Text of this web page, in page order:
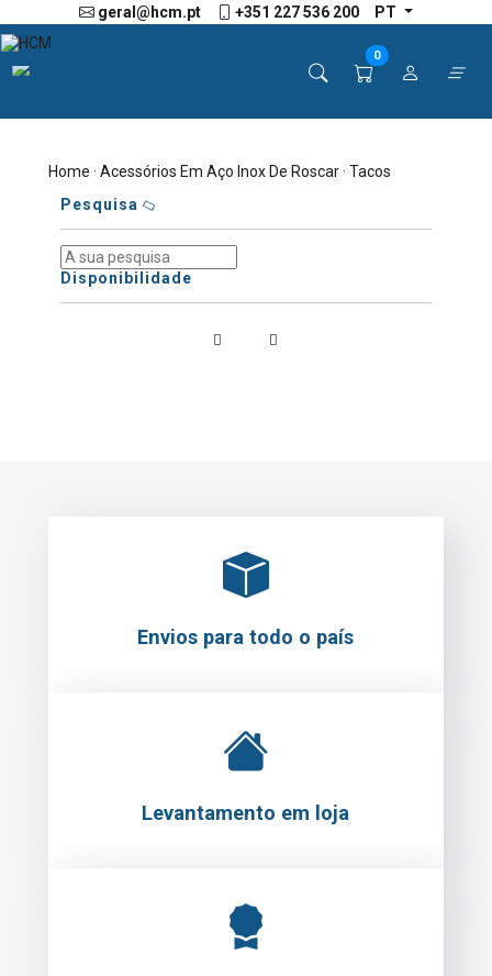
geral@hcm.pt +351 227 536 200 PT
0
Home ·Acessórios Em Aço Inox De Roscar· Tacos
Pesquisa
Disponibilidade
Envios para todo o país
Levantamento em loja